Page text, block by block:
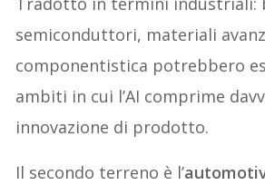
semiconduttori, materiali
componentistica potrebbero
ambiti in cui l’AI comprime
innovazione di prodotto.
Il secondo terreno è l’